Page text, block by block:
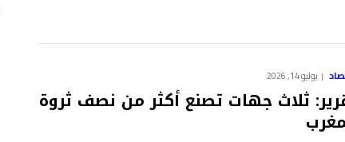
يوليو 14, 2026
ثلاث جهات تصنع أكثر من نصف ثروة